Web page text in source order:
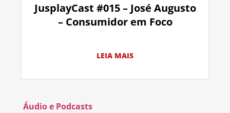
JusplayCast #015 – José Augusto
– Consumidor em Foco
LEIA MAIS
Áudio e Podcasts